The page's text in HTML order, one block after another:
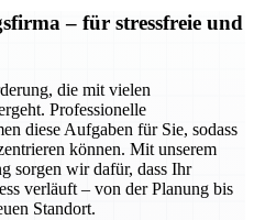
– für stressfreie und
die mit vielen
Professionelle
diese Aufgaben für Sie, sodass
können. Mit unserem
sorgen wir dafür, dass Ihr
verläuft – von der Planung bis
Standort.